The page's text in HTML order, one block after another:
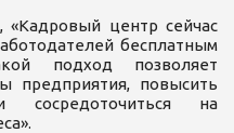
центр сейчас
бесплатным
подход позволяет
предприятия, повысить
сосредоточиться на